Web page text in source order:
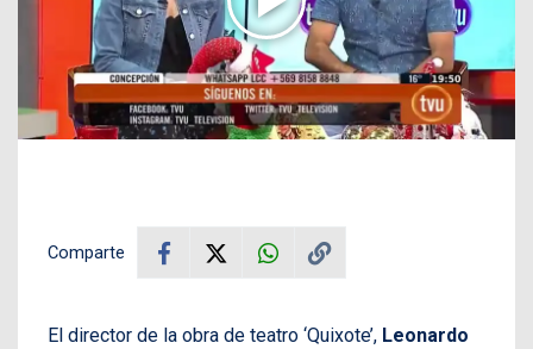
Comparte
El director de la obra de teatro ‘Quixote’, Leonardo